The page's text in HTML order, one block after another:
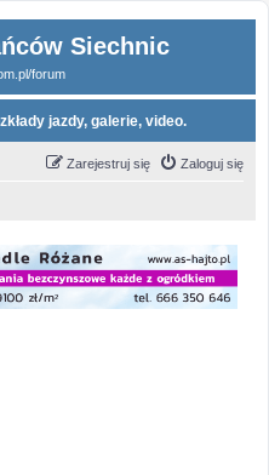
Siechnic
forum
jazdy, galerie, video.
Zaloguj się
Zarejestruj się